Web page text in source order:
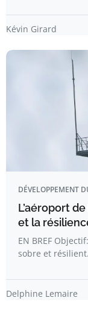
Kévin Girard
DÉVELOPPEMENT
L’aéroport
et la
EN BREF
sobre et résilient.
Delphine Lemaire